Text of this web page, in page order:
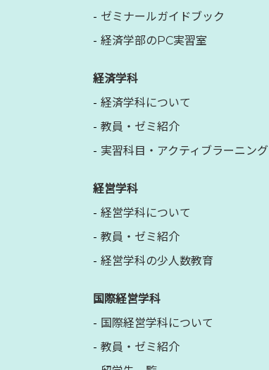
ゼミナールガイドブック
経済学部のPC実習室
経済学科
経済学科について
教員・ゼミ紹介
実習科目・アクティブラーニング
経営学科
経営学科について
教員・ゼミ紹介
経営学科の少人数教育
国際経営学科
国際経営学科について
教員・ゼミ紹介